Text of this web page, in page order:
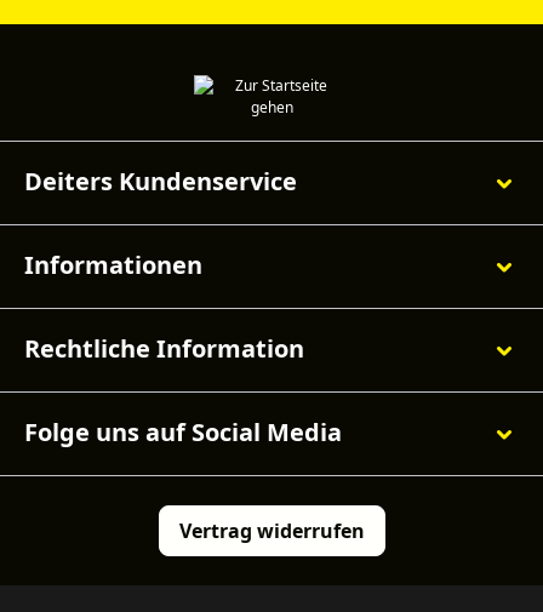
Deiters Kundenservice
Informationen
Rechtliche Information
Folge uns auf Social Media
Vertrag widerrufen